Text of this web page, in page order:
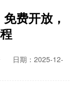
费开放，
日期：2025-12-